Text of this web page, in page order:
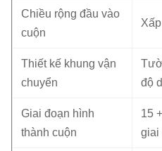
Chiều rộng đầu vào
cuộn
Thiết kế khung vận
chuyển
độ
Giai đoạn hình
thành cuộn
15
giai